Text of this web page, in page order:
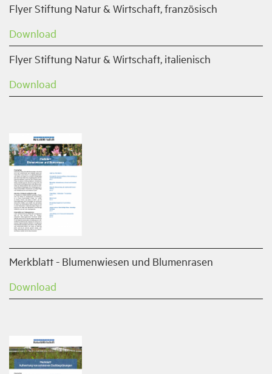
Flyer Stiftung Natur & Wirtschaft, französisch
Download
Flyer Stiftung Natur & Wirtschaft, italienisch
Download
Merkblatt - Blumenwiesen und Blumenrasen
Download